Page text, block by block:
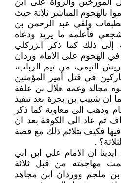
المورخين والرواة على ابن
بالهجوم المباشر ثلاثة حيث
ولقي عبد الرحمن بن
فأعلمه ما يريد ودعاه
إلى ذلك كما ذكر الزركلي
الهجوم على الامام وردان
التيمي، من تيم الرباب،
في قتل أمير المؤمنين
مجالد وعمه هلال بن علفة
ان شبيب بن بجرة بعد تنفيذ
وذهب الى معاوية كما ذكر
ثم عاد الى الكوفة بعد ان
فيها فكيف يتلائم ذلك مع قصة
.
ايدينا ان الامام علي ابن ابي
مهاجمته من قبل ثلاثة
ملجم ووردان ابن مجاهد